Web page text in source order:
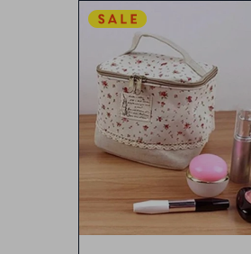
Nesessaire de lona
Medidas: 9x10x17cm